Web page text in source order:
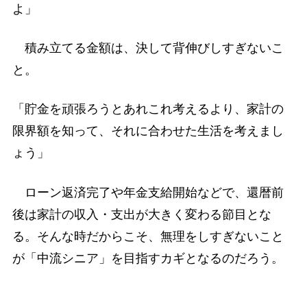
よ」
積み立てる金額は、決して背伸びしすぎないこ
と。
「貯金を頑張ろうとあれこれ考えるより、家計の
限界額を知って、それに合わせた生活を考えまし
ょう」
ローン返済完了や年金支給開始などで、還暦前
後は家計の収入・支出が大きく変わる節目とな
る。そんな時だからこそ、無理をしすぎないこと
が「中流シニア」を目指すカギとなるのだろう。